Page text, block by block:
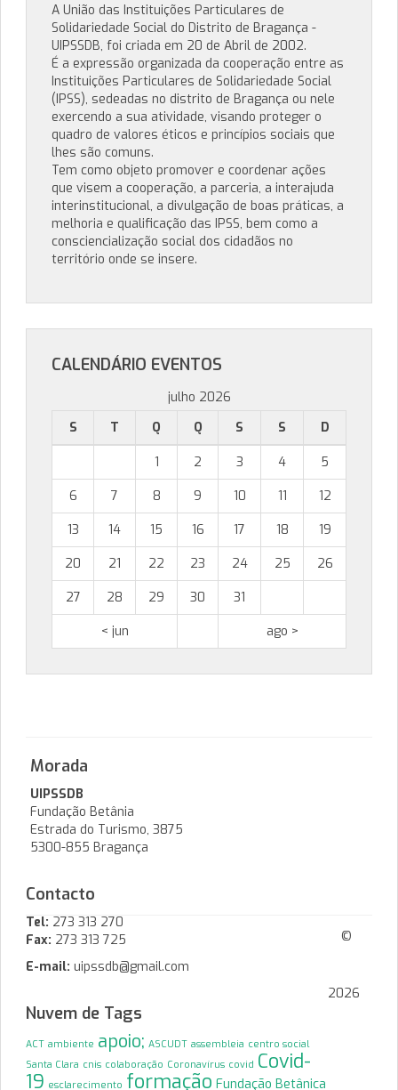
A União das Instituições Particulares de
Solidariedade Social do Distrito de Bragança -
UIPSSDB, foi criada em 20 de Abril de 2002.
É a expressão organizada da cooperação entre as
Instituições Particulares de Solidariedade Social
(IPSS), sedeadas no distrito de Bragança ou nele
exercendo a sua atividade, visando proteger o
quadro de valores éticos e princípios sociais que
lhes são comuns.
Tem como objeto promover e coordenar ações
que visem a cooperação, a parceria, a interajuda
interinstitucional, a divulgação de boas práticas, a
melhoria e qualificação das IPSS, bem como a
consciencialização social dos cidadãos no
território onde se insere.
CALENDÁRIO EVENTOS
julho 2026
S
T Q Q S S D
1 2 3 4
5
6
7 8 9 10 11
12
13
14 15 16 17 18
19
20
21 22 23 24 25
26
27
28 29 30
31
< jun
ago >
Morada
UIPSSDB
Fundação Betânia
Estrada do Turismo, 3875
5300-855 Bragança
Contacto
Tel: 273 313 270
Fax: 273 313 725
E-mail: uipssdb@gmail.com
Nuvem de Tags
ACT ambiente apoio; ASCUDT assembleia centro social
Santa Clara cnis colaboração Coronavírus covid Covid-
19 esclarecimento formação Fundação Betânica
©
2026